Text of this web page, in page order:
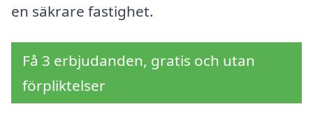
en säkrare fastighet.
Få 3 erbjudanden, gratis och utan
förpliktelser